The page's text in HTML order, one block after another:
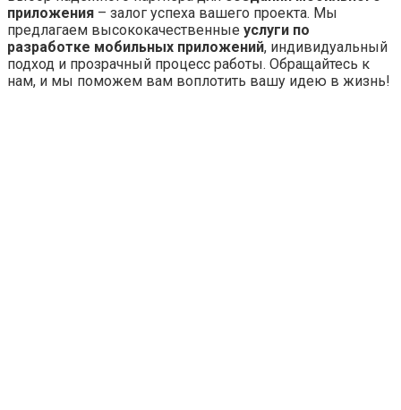
приложения – залог успеха вашего проекта. Мы
предлагаем высококачественные услуги по
разработке мобильных приложений, индивидуальный
подход и прозрачный процесс работы. Обращайтесь к
нам, и мы поможем вам воплотить вашу идею в жизнь!